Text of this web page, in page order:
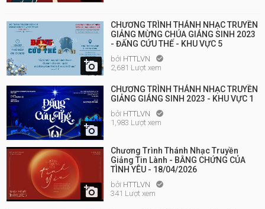

CHƯƠNG TRÌNH THÁNH NHẠC TRUYỀN
GIẢNG MỪNG CHÚA GIÁNG SINH 2023
- ĐẤNG CỨU THẾ - KHU VỰC 5
bởi HTTLVN 
2,681 Lượt xem

CHƯƠNG TRÌNH THÁNH NHẠC TRUYỀN
GIẢNG GIÁNG SINH 2023 - KHU VỰC 1
bởi HTTLVN 
1,983 Lượt xem

Chương Trình Thánh Nhạc Truyền
Giảng Tin Lành - BẰNG CHỨNG CỦA
TÌNH YÊU - 18/04/2026
bởi HTTLVN 
341 Lượt xem